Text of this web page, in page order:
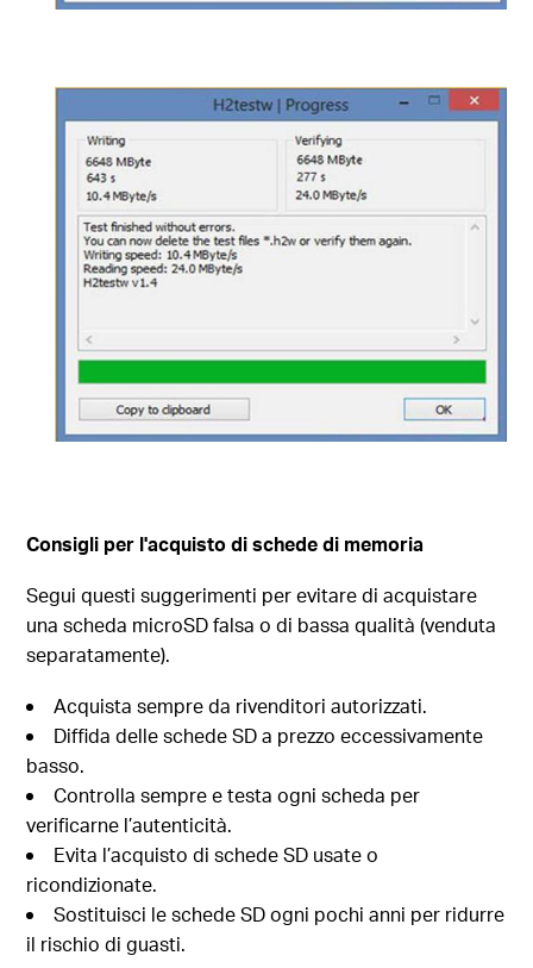
Consigli per l'acquisto di schede di memoria
Segui questi suggerimenti per evitare di acquistare
una scheda microSD falsa o di bassa qualità (venduta
separatamente).
Acquista sempre da rivenditori autorizzati.
Diffida delle schede SD a prezzo eccessivamente
basso.
Controlla sempre e testa ogni scheda per
verificarne l’autenticità.
Evita l’acquisto di schede SD usate o
ricondizionate.
Sostituisci le schede SD ogni pochi anni per ridurre
il rischio di guasti.